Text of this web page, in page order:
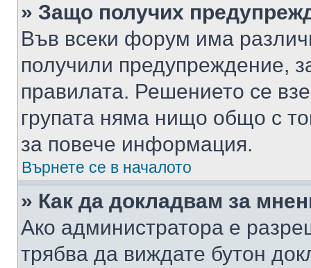
» Защо получих
Във всеки форум има
получили предупреждение,
правилата. Решението се
групата няма нищо общо с
за повече информация.
Върнете се в началото
» Как да докладвам за
Ако администратора е
трябва да виждате бутон